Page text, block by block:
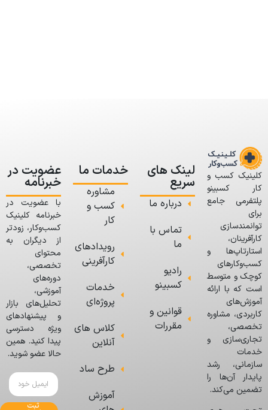
کلینیک کسب و
کار کسبینو
پلتفرمی جامع
برای
توانمندسازی
کارآفرینان،
استارتاپ‌ها و
کسب‌وکارهای
کوچک و متوسط
است که با ارائه
آموزش‌های
کاربردی، مشاوره
تخصصی،
تجاری‌سازی و
خدمات
سازمانی، رشد
پایدار آن‌ها را
تضمین می‌کند.
لینک های
سریع
درباره ما
تماس با
ما
رادیو
کسبینو
قوانین و
مقررات
خدمات ما
مشاوره
کسب و
کار
رویدادهای
کارآفرینی
خدمات
پروژه‌ای
کلاس های
آنلاین
طرح ساد
آموزش
عضویت در
خبرنامه
با عضویت در
خبرنامه کلینیک
کسب‌وکار، زودتر
از دیگران به
محتوای
تخصصی،
دوره‌های
آموزشی،
تحلیل‌های بازار
و پیشنهادهای
ویژه دسترسی
پیدا کنید. همین
حالا عضو شوید.
ثبت